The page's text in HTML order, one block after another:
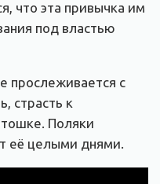
что эта привычка им
под властью
прослеживается с
страсть к
Поляки
её целыми днями.